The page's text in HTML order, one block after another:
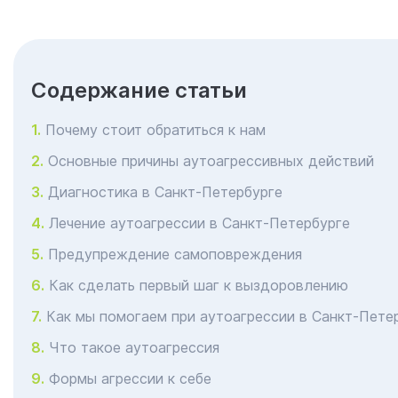
Cодержание статьи
Почему стоит обратиться к нам
Основные причины аутоагрессивных действий
Диагностика в Санкт-Петербурге
Лечение аутоагрессии в Санкт-Петербурге
Предупреждение самоповреждения
Как сделать первый шаг к выздоровлению
Как мы помогаем при аутоагрессии в Санкт-
Что такое аутоагрессия
Формы агрессии к себе